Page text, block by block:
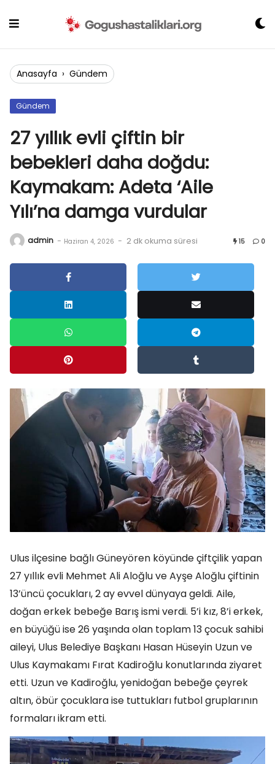
Anasayfa › Gündem
Gündem
27 yıllık evli çiftin bir
bebekleri daha doğdu:
Kaymakam: Adeta ‘Aile
Yılı’na damga vurdular
admin - Haziran 4, 2026 - 2 dk okuma süresi 15 0
Ulus ilçesine bağlı Güneyören köyünde çiftçilik yapan
27 yıllık evli Mehmet Ali Aloğlu ve Ayşe Aloğlu çiftinin
13’üncü çocukları, 2 ay evvel dünyaya geldi. Aile,
doğan erkek bebeğe Barış ismi verdi. 5’i kız, 8’i erkek,
en büyüğü ise 26 yaşında olan toplam 13 çocuk sahibi
aileyi, Ulus Belediye Başkanı Hasan Hüseyin Uzun ve
Ulus Kaymakamı Fırat Kadiroğlu konutlarında ziyaret
etti. Uzun ve Kadiroğlu, yenidoğan bebeğe çeyrek
altın, öbür çocuklara ise tuttukları futbol gruplarının
formaları ikram etti.